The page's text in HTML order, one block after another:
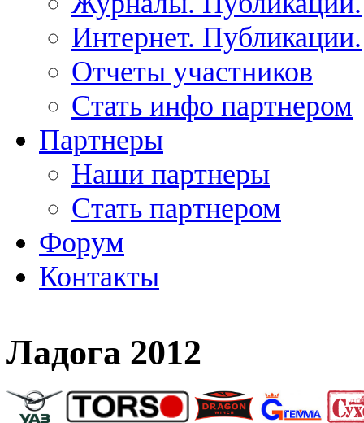
Интернет. Публикации.
Отчеты участников
Стать инфо партнером
Партнеры
Наши партнеры
Стать партнером
Форум
Контакты
Ладога 2012